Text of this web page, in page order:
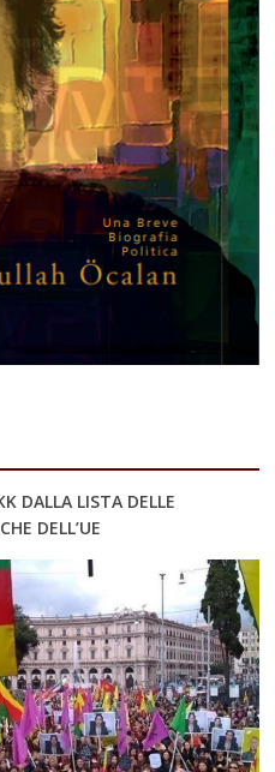
DALLA LISTA DELLE
DELL’UE